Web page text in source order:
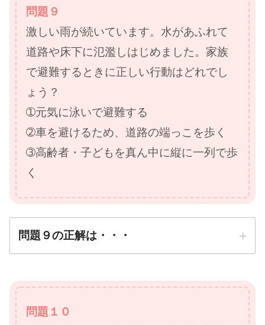
防災先生
問題９
激しい雨が続いています。水があふれて
道路や床下に氾濫しはじめました。家族
で避難するときに正しい行動はどれでし
ょう？
➀元気に泳いで避難する
➁車を避けるため、道路の端っこを歩く
➂高齢者・子どもを真ん中に縦に一列で歩
く
問題９の正解は・・・
問題１０